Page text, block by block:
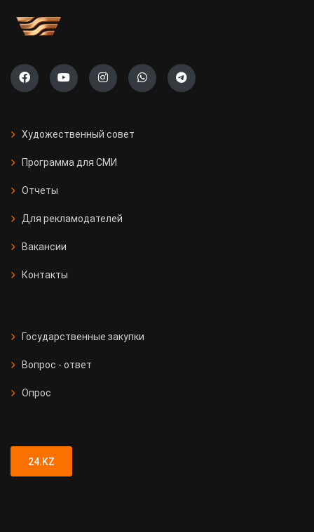
Художественный совет
Программа для СМИ
Отчеты
Для рекламодателей
Вакансии
Контакты
Государственные закупки
Вопрос - ответ
Опрос
24.KZ